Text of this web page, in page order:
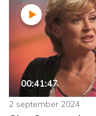
00:41:47
2 september 2024